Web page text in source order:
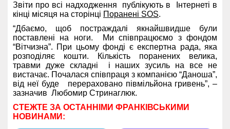
Звіти про всі надходження публікують в Інтернеті в
кінці місяця на сторінці Поранені SOS.
“Дбаємо, щоб постраждалі якнайшвидше були
поставлені на ноги. Ми співпрацюємо з фондом
“Вітчизна”. При цьому фонді є експертна рада, яка
розподіляє кошти. Кількість поранених велика,
травми дуже складні і наших зусиль на все не
вистачає. Почалася співпраця з компанією “Даноша”,
від неї буде перераховано півмільйона гривень”, –
зазначив Любомир Стринаглюк.
СТЕЖТЕ ЗА ОСТАННІМИ ФРАНКІВСЬКИМИ
НОВИНАМИ: